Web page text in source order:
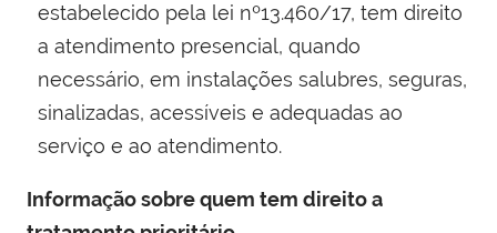
estabelecido pela lei nº13.460/17, tem direito
a atendimento presencial, quando
necessário, em instalações salubres, seguras,
sinalizadas, acessíveis e adequadas ao
serviço e ao atendimento.
Informação sobre quem tem direito a